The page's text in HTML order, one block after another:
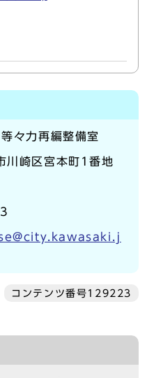
々力再編整備室
崎区宮本町1番地
コンテンツ番号129223